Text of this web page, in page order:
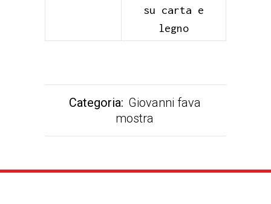
su carta e
legno
Categoria: Giovanni fava
mostra